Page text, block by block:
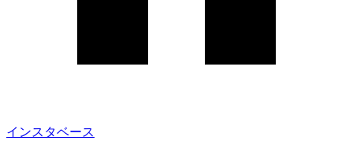
インスタベース